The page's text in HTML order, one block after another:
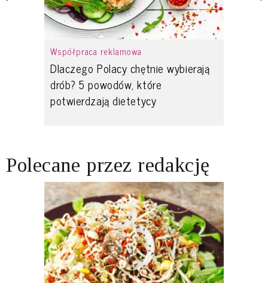
Współpraca reklamowa
Dlaczego Polacy chętnie wybierają
drób? 5 powodów, które
potwierdzają dietetycy
Polecane przez redakcję